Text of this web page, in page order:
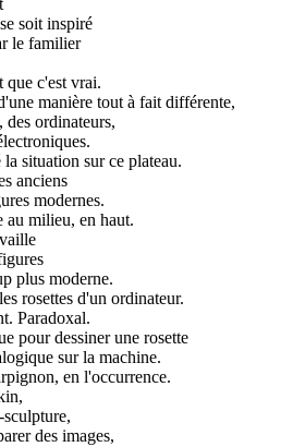
soit inspiré
le familier
que c'est vrai.
manière tout à fait différente,
des ordinateurs,
situation sur ce plateau.
anciens
modernes.
milieu, en haut.
plus moderne.
rosettes d'un ordinateur.
Paradoxal.
pour dessiner une rosette
sur la machine.
en l'occurrence.
des images,